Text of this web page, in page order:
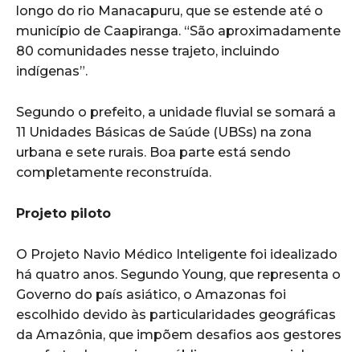
longo do rio Manacapuru, que se estende até o
município de Caapiranga. “São aproximadamente
80 comunidades nesse trajeto, incluindo
indígenas”.
Segundo o prefeito, a unidade fluvial se somará a
11 Unidades Básicas de Saúde (UBSs) na zona
urbana e sete rurais. Boa parte está sendo
completamente reconstruída.
Projeto piloto
O Projeto Navio Médico Inteligente foi idealizado
há quatro anos. Segundo Young, que representa o
Governo do país asiático, o Amazonas foi
escolhido devido às particularidades geográficas
da Amazônia, que impõem desafios aos gestores